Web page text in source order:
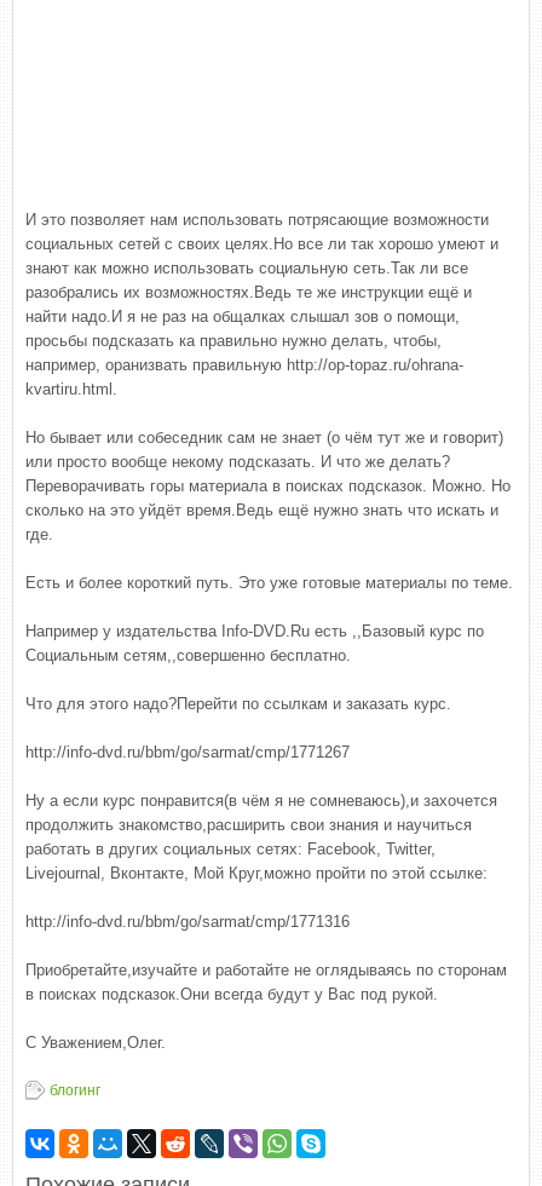
И это позволяет нам использовать потрясающие возможности
социальных сетей с своих целях.Но все ли так хорошо умеют и
знают как можно использовать социальную сеть.Так ли все
разобрались их возможностях.Ведь те же инструкции ещё и
найти надо.И я не раз на общалках слышал зов о помощи,
просьбы подсказать ка правильно нужно делать, чтобы,
например, оранизвать правильную http://op-topaz.ru/ohrana-
kvartiru.html.
Но бывает или собеседник сам не знает (о чём тут же и говорит)
или просто вообще некому подсказать. И что же делать?
Переворачивать горы материала в поисках подсказок. Можно. Но
сколько на это уйдёт время.Ведь ещё нужно знать что искать и
где.
Есть и более короткий путь. Это уже готовые материалы по теме.
Например у издательства Info-DVD.Ru есть ,,Базовый курс по
Социальным сетям,,совершенно бесплатно.
Что для этого надо?Перейти по ссылкам и заказать курс.
http://info-dvd.ru/bbm/go/sarmat/cmp/1771267
Ну а если курс понравится(в чём я не сомневаюсь),и захочется
продолжить знакомство,расширить свои знания и научиться
работать в других социальных сетях: Facebook, Twitter,
Livejournal, Вконтакте, Мой Круг,можно пройти по этой ссылке:
http://info-dvd.ru/bbm/go/sarmat/cmp/1771316
Приобретайте,изучайте и работайте не оглядываясь по сторонам
в поисках подсказок.Они всегда будут у Вас под рукой.
С Уважением,Олег.
блогинг